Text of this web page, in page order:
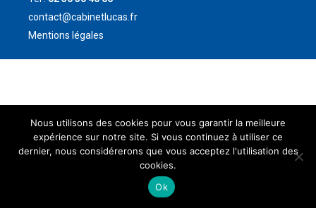
contact@cabinetlucas.fr
Mentions légales
Nous utilisons des cookies pour vous garantir la meilleure
expérience sur notre site. Si vous continuez à utiliser ce
dernier, nous considérerons que vous acceptez l'utilisation des
cookies.
Ok